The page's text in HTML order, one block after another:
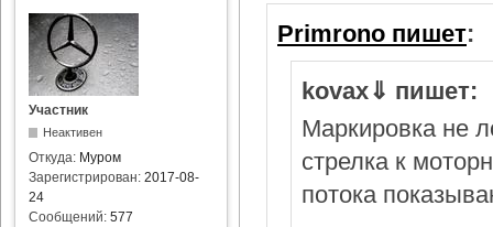
Участник
Неактивен
Откуда: Муром
Зарегистрирован: 2017-08-
24
Сообщений: 577
Primrono пишет:
kovax⇓ пишет:
Маркировка не
стрелка к
потока